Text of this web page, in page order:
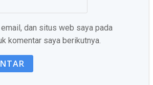
email, dan situs web saya pada
komentar saya berikutnya.